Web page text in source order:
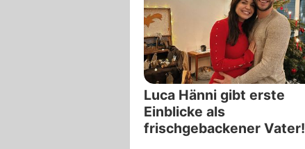
Luca Hänni gibt erste
Einblicke als
frischgebackener Vater!